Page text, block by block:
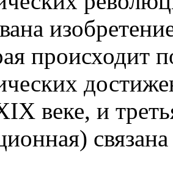
происходит
веке, и